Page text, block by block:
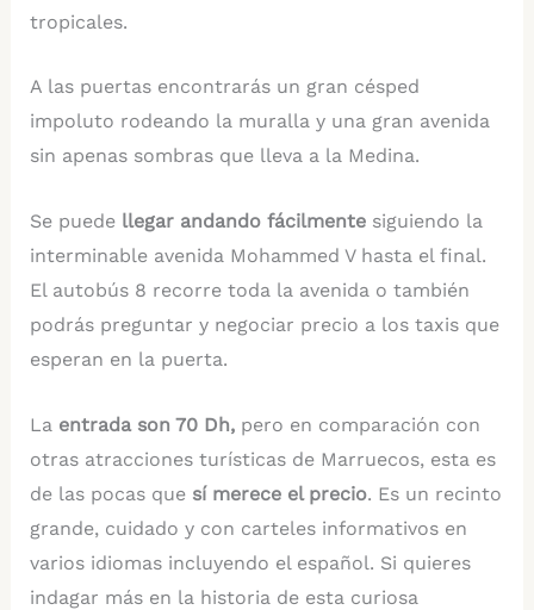
tropicales.
A las puertas encontrarás un gran césped
impoluto rodeando la muralla y una gran avenida
sin apenas sombras que lleva a la Medina.
Se puede llegar andando fácilmente siguiendo la
interminable avenida Mohammed V hasta el final.
El autobús 8 recorre toda la avenida o también
podrás preguntar y negociar precio a los taxis que
esperan en la puerta.
La entrada son 70 Dh,pero en comparación con
otras atracciones turísticas de Marruecos, esta es
de las pocas que sí merece el precio. Es un recinto
grande, cuidado y con carteles informativos en
varios idiomas incluyendo el español. Si quieres
indagar más en la historia de esta curiosa